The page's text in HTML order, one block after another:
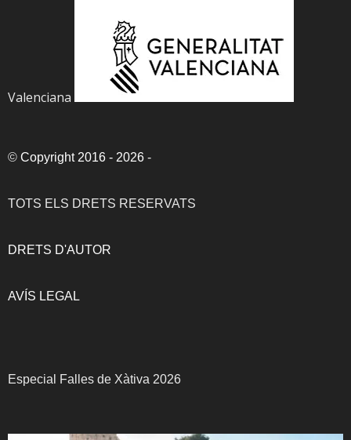
Valenciana
© Copyright 2016 - 2026 -
TOTS ELS DRETS RESERVATS
DRETS D'AUTOR
AVÍS LEGAL
Especial Falles de Xàtiva 2026